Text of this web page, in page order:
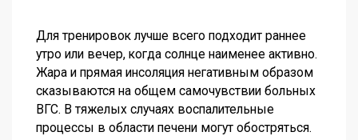
Для тренировок лучше всего подходит раннее
утро или вечер, когда солнце наименее активно.
Жара и прямая инсоляция негативным образом
сказываются на общем самочувствии больных
ВГС. В тяжелых случаях воспалительные
процессы в области печени могут обостряться.